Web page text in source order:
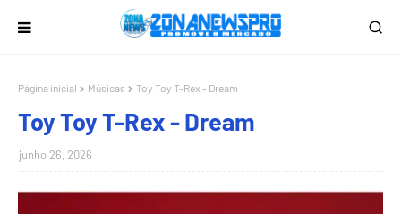
Página inicial Músicas Toy Toy T-Rex - Dream
Toy Toy T-Rex - Dream
junho 26, 2026